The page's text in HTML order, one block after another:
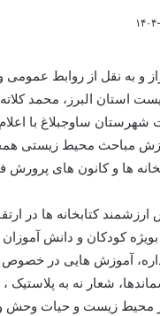
۲۱
و به نقل از روابط عمومی و
استان البرز، محمد کلاته
ساوجبلاغ با اعلام
مباحث محیط زیستی
ها و کانون های
ارزشمند کتابخانه ها در
کودکان و دانش آموزان
آموزش هایی در
شعار نه به